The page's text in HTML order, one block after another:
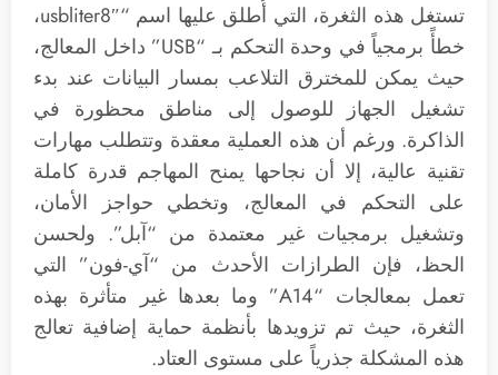
تستغل هذه الثغرة، التي أُطلق عليها اسم “usbliter8″،
خطأً برمجياً في وحدة التحكم بـ “USB” داخل المعالج،
حيث يمكن للمخترق التلاعب بمسار البيانات عند بدء
تشغيل الجهاز للوصول إلى مناطق محظورة في
الذاكرة. ورغم أن هذه العملية معقدة وتتطلب مهارات
تقنية عالية، إلا أن نجاحها يمنح المهاجم قدرة كاملة
على التحكم في المعالج، وتخطي حواجز الأمان،
وتشغيل برمجيات غير معتمدة من “آبل”. ولحسن
الحظ، فإن الطرازات الأحدث من “آي-فون” التي
تعمل بمعالجات “A14” وما بعدها غير متأثرة بهذه
الثغرة، حيث تم تزويدها بأنظمة حماية إضافية تعالج
هذه المشكلة جذرياً على مستوى العتاد.